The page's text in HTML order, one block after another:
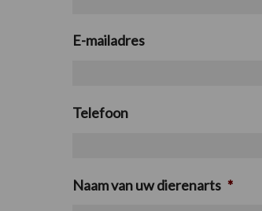
E-mailadres
Telefoon
Naam van uw dierenarts *